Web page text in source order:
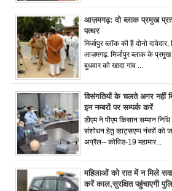
आज़मगढ़: दो ब्लाक प्रमुख
पत्थर
मिर्जापुर ब्लॉक की हैं दोनो
आज़मगढ़: मिर्जापुर ब्लाक के प्रमुख
बुधवार को खादा गांव ...
विसंगतियों के चलते अगर नहीं
इन नम्बरों पर सम्पर्क करें
डीएम ने पीएम किसान सम्मान
संशोधन हेतु व्हाट्सएप्प नंबरों को
अप्रैल-- कोविड-19 महामार...
महिलाओं को रात में न मिले
करें काल,सुरक्षित पहुंचाएगी